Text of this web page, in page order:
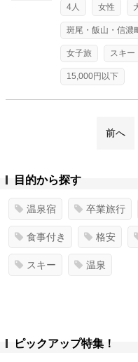
4人 女性
斑尾・飯山・信濃
女子旅 スキー
15,000円以下
前へ
目的から探す
温泉宿 卒業旅行
食事付き 格安
スキー 温泉
ピックアップ特集！